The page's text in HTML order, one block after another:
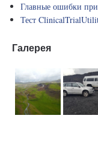
Главные ошибки
Тест
Галерея